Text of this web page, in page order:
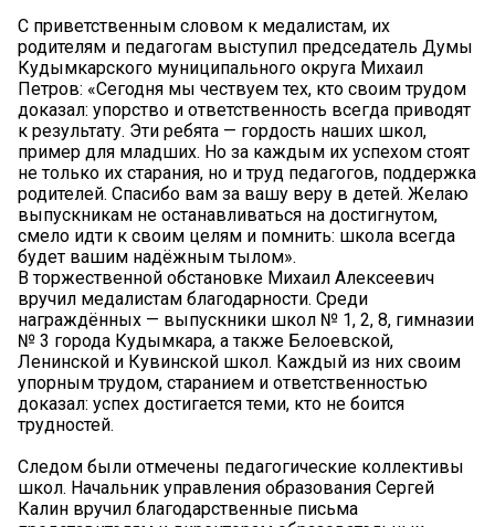
С приветственным словом к медалистам, их
родителям и педагогам выступил председатель Думы
Кудымкарского муниципального округа Михаил
Петров: «Сегодня мы чествуем тех, кто своим трудом
доказал: упорство и ответственность всегда приводят
к результату. Эти ребята — гордость наших школ,
пример для младших. Но за каждым их успехом стоят
не только их старания, но и труд педагогов, поддержка
родителей. Спасибо вам за вашу веру в детей. Желаю
выпускникам не останавливаться на достигнутом,
смело идти к своим целям и помнить: школа всегда
будет вашим надёжным тылом».
В торжественной обстановке Михаил Алексеевич
вручил медалистам благодарности. Среди
награждённых — выпускники школ № 1, 2, 8, гимназии
№ 3 города Кудымкара, а также Белоевской,
Ленинской и Кувинской школ. Каждый из них своим
упорным трудом, старанием и ответственностью
доказал: успех достигается теми, кто не боится
трудностей.
Следом были отмечены педагогические коллективы
школ. Начальник управления образования Сергей
Калин вручил благодарственные письма